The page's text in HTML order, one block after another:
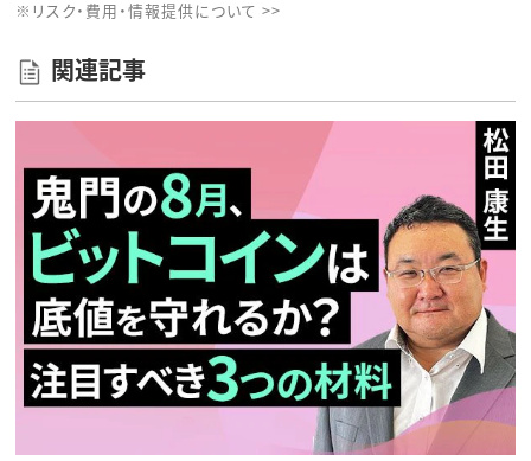
※リスク・費用・情報提供について >>
関連記事